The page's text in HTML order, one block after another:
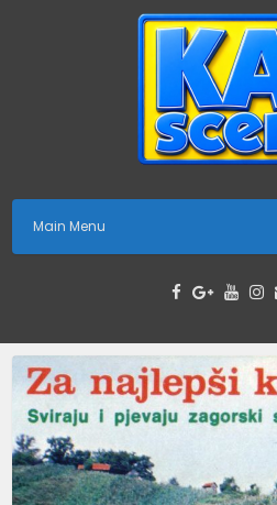
Main Menu